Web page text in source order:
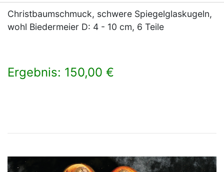
Christbaumschmuck, schwere Spiegelglaskugeln,
wohl Biedermeier D: 4 - 10 cm, 6 Teile
Ergebnis: 150,00 €